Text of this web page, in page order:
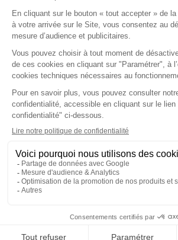
Espace MSP
Facturation & FSE
Formation & Replay
Installation & Matériel
Mon Compte &
Nouveautés & Versions
Première utilisation
Ségur
Support & Dépannage
En savoir plus
Notre société
Nous contacter
©2026 Dr Santé • Tous droits réservés •